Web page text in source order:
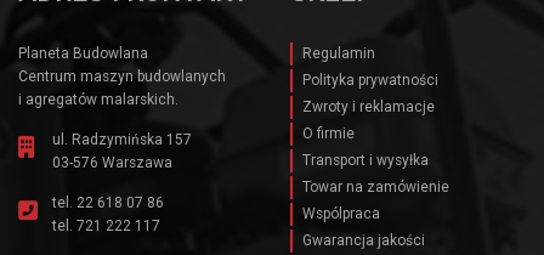
Planeta Budowlana
Centrum maszyn budowlanych
i agregatów malarskich.
ul. Radzymińska 157
03-576 Warszawa
tel. 22 618 07 86
tel. 721 222 117
Regulamin
Polityka prywatności
Zwroty i reklamacje
O firmie
Transport i wysyłka
Towar na zamówienie
Wspólpraca
Gwarancja jakości